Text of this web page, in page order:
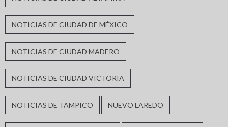
NOTICIAS DE CIUDAD DE MÉXICO
NOTICIAS DE CIUDAD MADERO
NOTICIAS DE CIUDAD VICTORIA
NOTICIAS DE TAMPICO NUEVO LAREDO